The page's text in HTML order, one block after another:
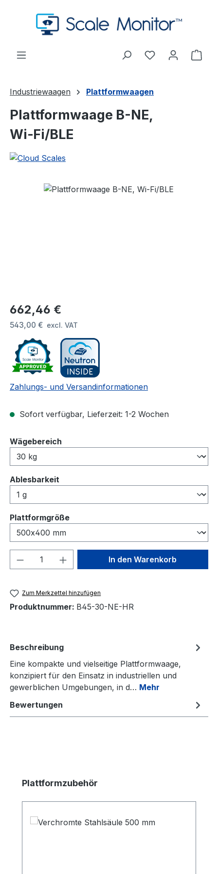
Zum Hauptinhalt springen
Du hast 0
Industriewaagen Plattformwaagen
Plattformwaage B-NE,
Wi‑Fi/BLE
Bildergalerie überspringen
Regulärer Preis:
662,46 €
543,00 € excl. VAT
Zahlungs- und Versandinformationen
Sofort verfügbar, Lieferzeit: 1-2 Wochen
Wägebereich
Ablesbarkeit
Plattformgrößeauswählen
Produkt Anzahl: Gib denIn den Warenkorb
Zum Merkzettel hinzufügen
Produktnummer: B45-30-NE-HR
Beschreibung
Eine kompakte und vielseitige Plattformwaage,
konzipiert für den Einsatz in industriellen und
gewerblichen Umgebungen, in d… Mehr
Bewertungen
Produktgalerie überspringen
Plattformzubehör